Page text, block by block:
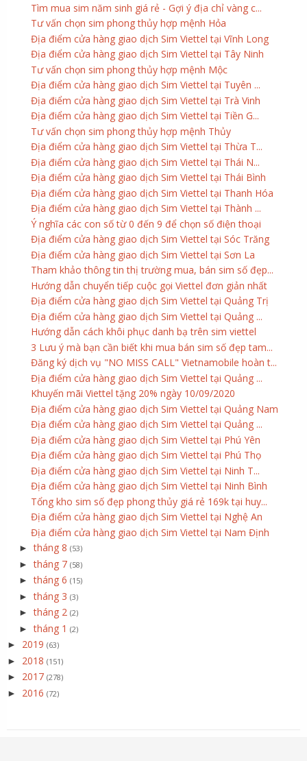
Tìm mua sim năm sinh giá rẻ - Gợi ý địa chỉ vàng c...
Tư vấn chọn sim phong thủy hợp mệnh Hỏa
Địa điểm cửa hàng giao dịch Sim Viettel tại Vĩnh Long
Địa điểm cửa hàng giao dịch Sim Viettel tại Tây Ninh
Tư vấn chọn sim phong thủy hợp mệnh Mộc
Địa điểm cửa hàng giao dịch Sim Viettel tại Tuyên ...
Địa điểm cửa hàng giao dịch Sim Viettel tại Trà Vinh
Địa điểm cửa hàng giao dịch Sim Viettel tại Tiền G...
Tư vấn chọn sim phong thủy hợp mệnh Thủy
Địa điểm cửa hàng giao dịch Sim Viettel tại Thừa T...
Địa điểm cửa hàng giao dịch Sim Viettel tại Thái N...
Địa điểm cửa hàng giao dịch Sim Viettel tại Thái Bình
Địa điểm cửa hàng giao dịch Sim Viettel tại Thanh Hóa
Địa điểm cửa hàng giao dịch Sim Viettel tại Thành ...
Ý nghĩa các con số từ 0 đến 9 để chọn số điện thoại
Địa điểm cửa hàng giao dịch Sim Viettel tại Sóc Trăng
Địa điểm cửa hàng giao dịch Sim Viettel tại Sơn La
Tham khảo thông tin thị trường mua, bán sim số đẹp...
Hướng dẫn chuyển tiếp cuộc gọi Viettel đơn giản nhất
Địa điểm cửa hàng giao dịch Sim Viettel tại Quảng Trị
Địa điểm cửa hàng giao dịch Sim Viettel tại Quảng ...
Hướng dẫn cách khôi phục danh bạ trên sim viettel
3 Lưu ý mà bạn cần biết khi mua bán sim số đẹp tam...
Đăng ký dịch vụ "NO MISS CALL" Vietnamobile hoàn t...
Địa điểm cửa hàng giao dịch Sim Viettel tại Quảng ...
Khuyến mãi Viettel tặng 20% ngày 10/09/2020
Địa điểm cửa hàng giao dịch Sim Viettel tại Quảng Nam
Địa điểm cửa hàng giao dịch Sim Viettel tại Quảng ...
Địa điểm cửa hàng giao dịch Sim Viettel tại Phú Yên
Địa điểm cửa hàng giao dịch Sim Viettel tại Phú Thọ
Địa điểm cửa hàng giao dịch Sim Viettel tại Ninh T...
Địa điểm cửa hàng giao dịch Sim Viettel tại Ninh Bình
Tổng kho sim số đẹp phong thủy giá rẻ 169k tại huy...
Địa điểm cửa hàng giao dịch Sim Viettel tại Nghệ An
Địa điểm cửa hàng giao dịch Sim Viettel tại Nam Định
►tháng 8 (53)
►tháng 7 (58)
►tháng 6 (15)
►tháng 3 (3)
►tháng 2 (2)
►tháng 1 (2)
► 2019 (63)
► 2018 (151)
► 2017 (278)
► 2016 (72)